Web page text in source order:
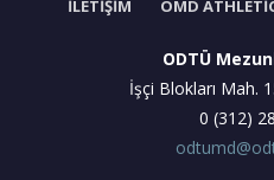
İLETIŞIM OMD
ODTÜ
İşçi Blokları Mah.
0 (312)